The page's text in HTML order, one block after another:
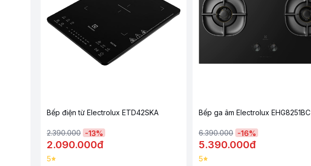
Bếp điện từ Electrolux ETD42SKA
2.390.000 -13%
2.090.000đ
5
Bếp ga âm Electrolux EHG8251BC
6.390.000 -16%
5.390.000đ
5